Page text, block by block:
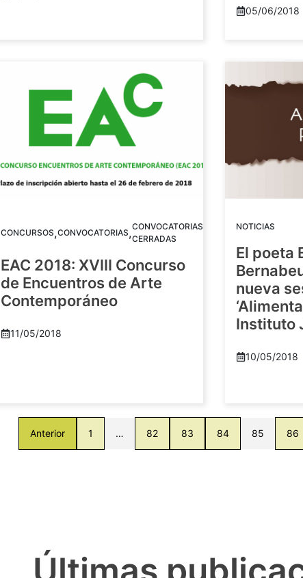
05/06/2018
CONCURSOS,CONVOCATORIAS,CONVOCATORIAS
CERRADAS
EAC 2018: XVIII Concurso
de Encuentros de Arte
Contemporáneo
11/05/2018
NOTICIAS
El poeta
nueva
Instituto
10/05/2018
Anterior 1 … 82 83 84 85 86